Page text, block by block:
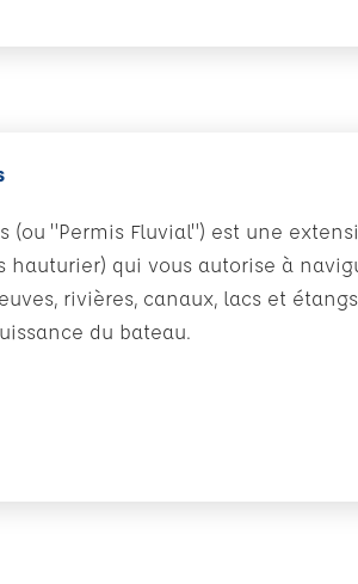
(ou "Permis Fluvial") est une
hauturier) qui vous autorise à
rivières, canaux, lacs et
du bateau.